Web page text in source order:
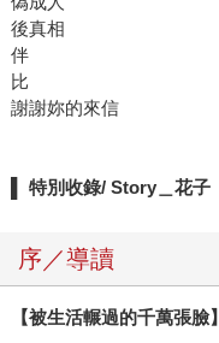
後真相
伴
比
謝謝妳的來信
特別收錄/ Story＿花子
序／導讀
【被生活輾過的千萬張臉】